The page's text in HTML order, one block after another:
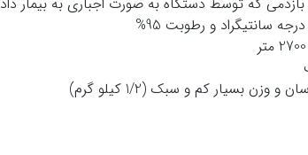
بسیار کم و سبک (1/2 کیلو گرم)